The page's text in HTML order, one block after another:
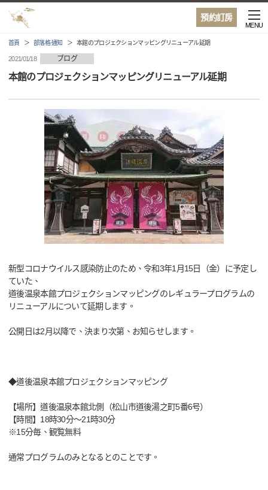
預約訂房
MENU
首頁 部落格·通知 本館のプロジェクションマッピングリニューアル延期
2021/01/18 ブログ
本館のプロジェクションマッピングリニューアル延期
新型コロナウイルス感染防止のため、令和3年1月15日（金）に予定し
ていた、
道後温泉本館プロジェクションマッピングのレギュラープログラムの
リニューアルについて延期します。
公開日は2月以降で、決まり次第、お知らせします。
◆道後温泉本館プロジェクションマッピング
【場所】道後温泉本館北側（松山市道後湯之町5番6号）
【時間】18時30分～21時30分
※15分毎、観覧無料
通常プログラムのみとなるとのことです。